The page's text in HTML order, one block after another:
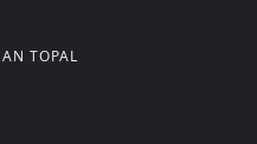
TOPAL